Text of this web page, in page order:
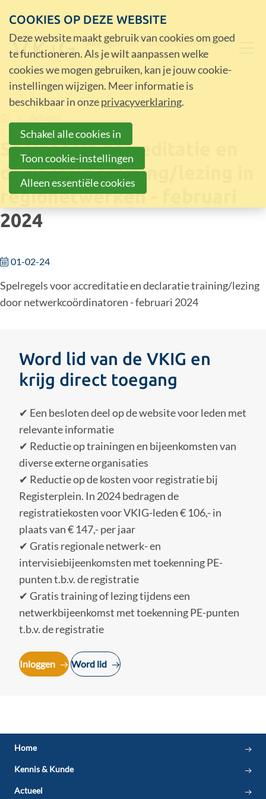
Spelregels accreditatie en
declaratie training/lezing in
regionetwerken - februari
2024
01-02-24
Spelregels voor accreditatie en declaratie training/lezing
door netwerkcoördinatoren - februari 2024
Word lid van de VKIG en
krijg direct toegang
✔ Een besloten deel op de website voor leden met
relevante informatie
✔ Reductie op trainingen en bijeenkomsten van
diverse externe organisaties
✔ Reductie op de kosten voor registratie bij
Registerplein. In 2024 bedragen de
registratiekosten voor VKIG-leden € 106,- in
plaats van € 147,- per jaar
✔ Gratis regionale netwerk- en
intervisiebijeenkomsten met toekenning PE-
punten t.b.v. de registratie
✔ Gratis training of lezing tijdens een
netwerkbijeenkomst met toekenning PE-punten
t.b.v. de registratie
Inloggen Word lid
Home
Kennis & Kunde
Actueel
COOKIES OP DEZE WEBSITE
Deze website maakt gebruik van cookies om goed
te functioneren. Als je wilt aanpassen welke
cookies we mogen gebruiken, kan je jouw cookie-
instellingen wijzigen. Meer informatie is
beschikbaar in onzeprivacyverklaring.
Schakel alle cookies in
Toon cookie-instellingen
Alleen essentiële cookies